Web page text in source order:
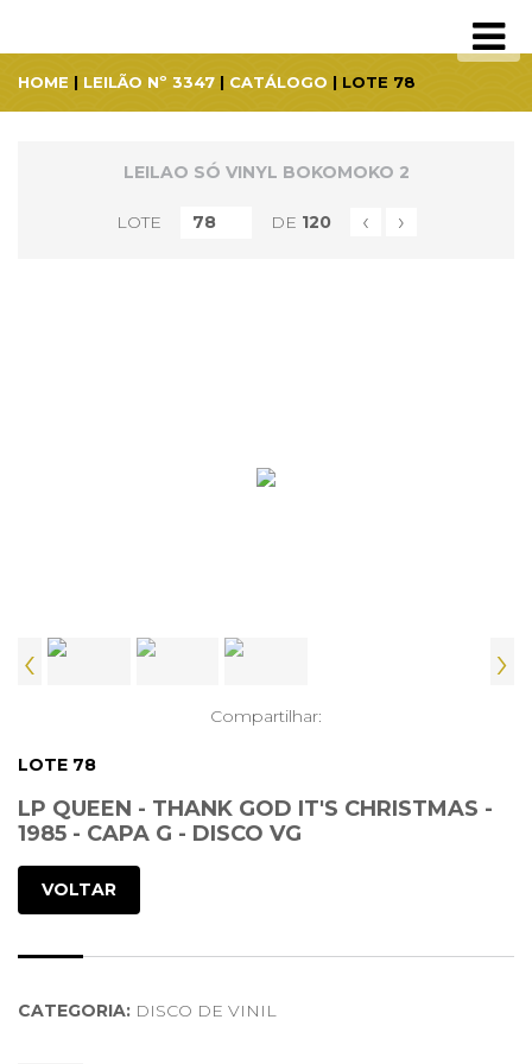
HOME | LEILÃO Nº 3347 | CATÁLOGO | LOTE 78
LEILAO SÓ VINYL BOKOMOKO 2
LOTE DE 120 ‹ ›
‹ ›
Compartilhar:
LOTE 78
LP QUEEN - THANK GOD IT'S CHRISTMAS -
1985 - CAPA G - DISCO VG
VOLTAR
CATEGORIA: DISCO DE VINIL